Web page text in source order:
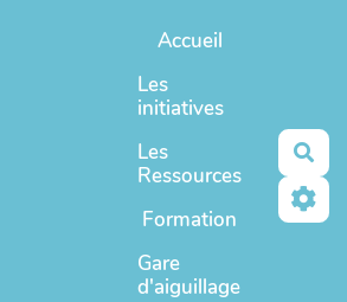
Accueil
Les
initiatives
Les
Ressources
Formation
Gare
d'aiguillage